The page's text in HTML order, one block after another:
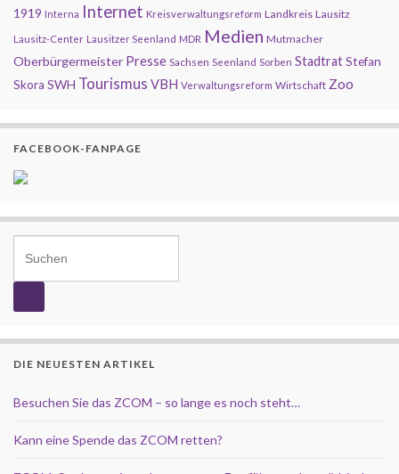
1919 Interna Internet Kreisverwaltungsreform Landkreis Lausitz
Lausitz-Center Lausitzer Seenland MDR Medien Mutmacher
Oberbürgermeister Presse Sachsen Seenland Sorben StadtratStefan
Skora SWH Tourismus VBH Verwaltungsreform Wirtschaft Zoo
FACEBOOK-FANPAGE
DIE NEUESTEN ARTIKEL
Besuchen Sie das ZCOM – so lange es noch steht…
Kann eine Spende das ZCOM retten?